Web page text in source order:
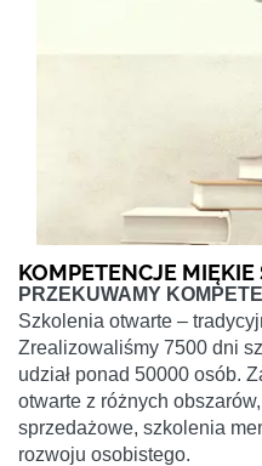
KOMPETENCJE
PRZEKUWAMY
Szkolenia otwarte –
Zrealizowaliśmy 7500 dni
udział ponad 50000 osób.
otwarte z różnych
sprzedażowe, szkolenia
rozwoju osobistego.